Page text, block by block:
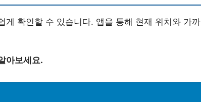
게 확인할 수 있습니다. 앱을 통해 현재 위치와 가까
아보세요.